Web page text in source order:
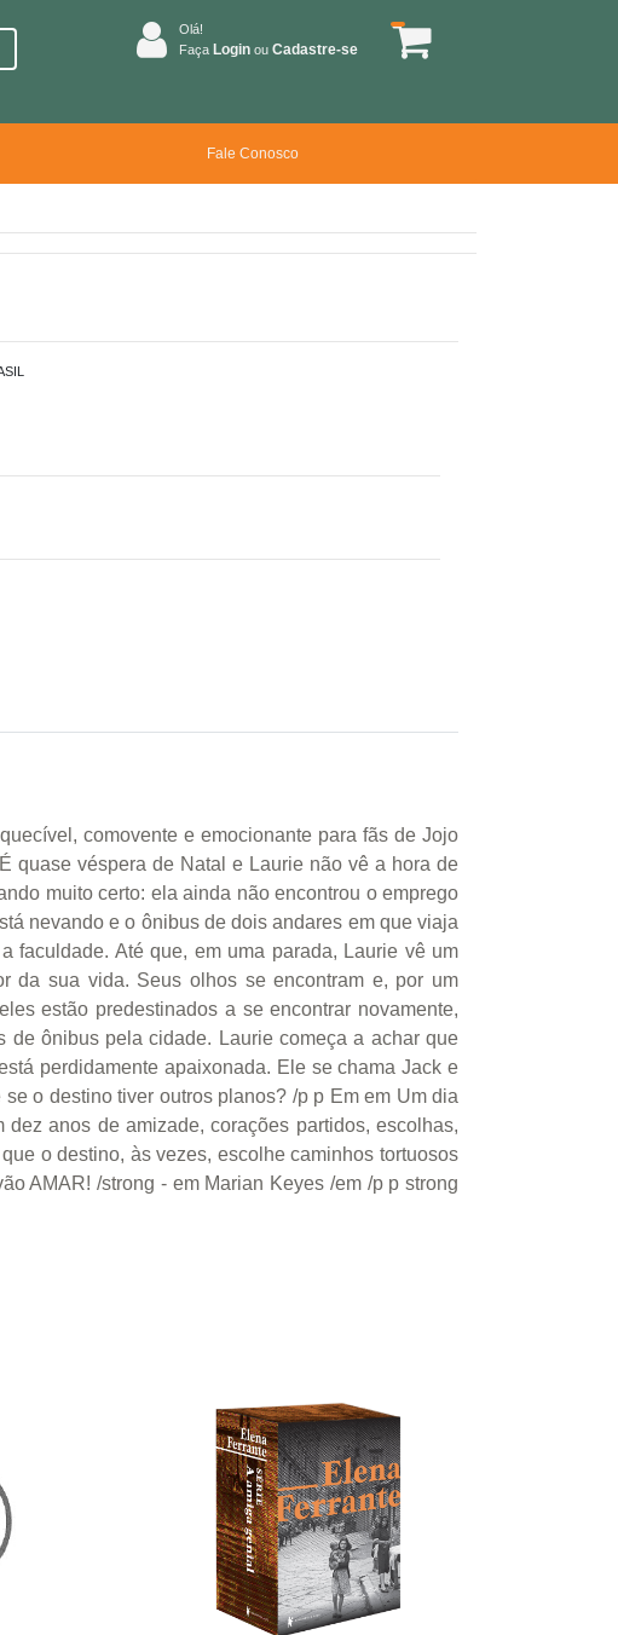
Olá!
Faça Login ou Cadastre-se
Fale Conosco
comovente e emocionante para fãs de Jojo
quase véspera de Natal e Laurie não vê a hora de
muito certo: ela ainda não encontrou o emprego
nevando e o ônibus de dois andares em que viaja
faculdade. Até que, em uma parada, Laurie vê um
da sua vida. Seus olhos se encontram e, por um
estão predestinados a se encontrar novamente,
de ônibus pela cidade. Laurie começa a achar que
perdidamente apaixonada. Ele se chama Jack e
o destino tiver outros planos? /p p Em em Um dia
anos de amizade, corações partidos, escolhas,
o destino, às vezes, escolhe caminhos tortuosos
AMAR! /strong - em Marian Keyes /em /p p strong